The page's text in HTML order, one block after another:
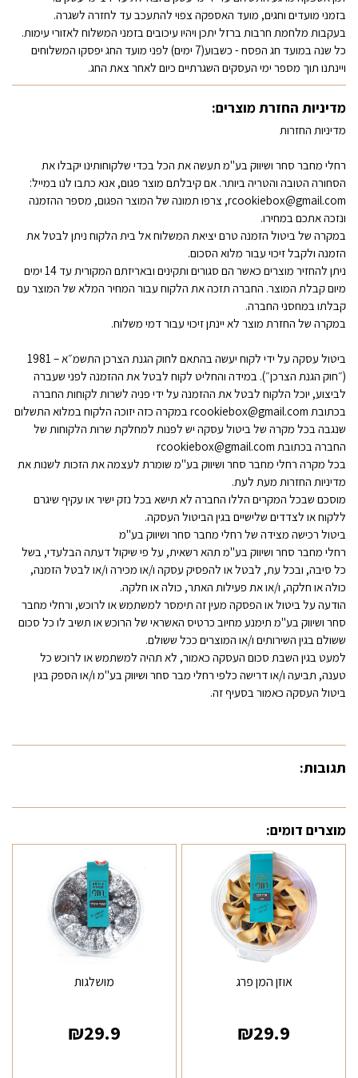
בזמני מועדים וחגים, מועד האספקה צפוי להתעכב עד לחזרה לשגרה.
בעקבות מלחמת חרבות ברזל יתכן ויהיו עיכובים בזמני המשלוח לאזורי עימות.
כל שנה במועד חג הפסח - כשבוע(7 ימים) לפני מועד החג יפסקו המשלוחים
ויינתנו תוך מספר ימי העסקים השגרתיים כיום לאחר צאת החג.
מדיניות החזרת מוצרים:
מדיניות החזרות
רחלי מחבר סחר ושיווק בע"מ תעשה את הכל בכדי שלקוחותינו יקבלו את
הסחורה הטובה והטריה ביותר. אם קיבלתם מוצר פגום, אנא כתבו לנו במייל:
rcookiebox@gmail.com, צרפו תמונה של המוצר הפגום, מספר ההזמנה
ונזכה אתכם במחירו.
במקרה של ביטול הזמנה טרם יציאת המשלוח אל בית הלקוח ניתן לבטל את
הזמנה ולקבל זיכוי עבור מלוא הסכום.
ניתן להחזיר מוצרים כאשר הם סגורים ותקינים ובאריזתם המקורית עד 14 ימים
מיום קבלת המוצר. החברה תזכה את הלקוח עבור המחיר המלא של המוצר עם
קבלתו במחסני החברה.
במקרה של החזרת מוצר לא יינתן זיכוי עבור דמי משלוח.
ביטול עסקה על ידי לקוח יעשה בהתאם לחוק הגנת הצרכן התשמ״א – 1981
(״חוק הגנת הצרכן״). במידה והחליט לקוח לבטל את ההזמנה לפני שעברה
לביצוע, יוכל הלקוח לבטל את ההזמנה על ידי פניה לשרות לקוחות החברה
בכתובת rcookiebox@gmail.com במקרה כזה יזוכה הלקוח במלוא התשלום
שנגבה בכל מקרה של ביטול עסקה יש לפנות למחלקת שרות הלקוחות של
החברה בכתובת rcookiebox@gmail.com
בכל מקרה רחלי מחבר סחר ושיווק בע"מ שומרת לעצמה את הזכות לשנות את
מדיניות החזרות מעת לעת.
מוסכם שבכל המקרים הללו החברה לא תישא בכל נזק ישיר או עקיף שיגרם
ללקוח או לצדדים שלישיים בגין הביטול העסקה.
ביטול רכישה מצידה של רחלי מחבר סחר ושיווק בע"מ
רחלי מחבר סחר ושיווק בע"מ תהא רשאית, על פי שיקול דעתה הבלעדי, בשל
כל סיבה, ובכל עת, לבטל או להפסיק עסקה ו/או מכירה ו/או לבטל הזמנה,
כולה או חלקה, ו/או את פעילות האתר, כולה או חלקה.
הודעה על ביטול או הפסקה מעין זה תימסר למשתמש או לרוכש, ורחלי מחבר
סחר ושיווק בע"מ תימנע מחיוב כרטיס האשראי של הרוכש או תשיב לו כל סכום
ששולם בגין השירותים ו/או המוצרים ככל ששולם.
למעט בגין השבת סכום העסקה כאמור, לא תהיה למשתמש או לרוכש כל
טענה, תביעה ו/או דרישה כלפי רחלי מבר סחר ושיווק בע"מ ו/או הספק בגין
ביטול העסקה כאמור בסעיף זה.
תגובות:
מוצרים דומים:
אוזן המן פרג
₪29.9
מושלגות
₪29.9